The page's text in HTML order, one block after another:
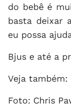
do bebê é
basta deixar
eu possa
Bjus e até a
Veja também:
Foto: Chris